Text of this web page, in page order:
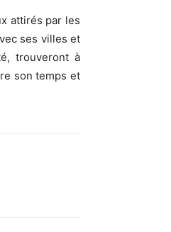
attirés par les
ses villes et
trouveront à
son temps et